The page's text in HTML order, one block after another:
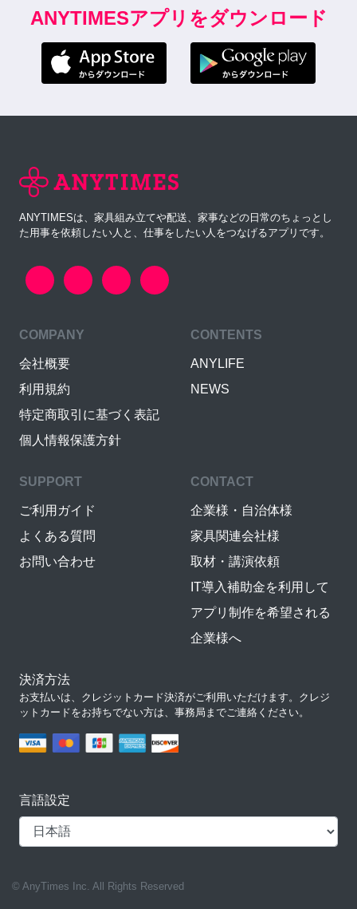
ANYTIMESアプリをダウンロード
ANYTIMESは、家具組み立てや配送、家事などの日常のちょっとし
た用事を依頼したい人と、仕事をしたい人をつなげるアプリです。
COMPANY
会社概要
利用規約
特定商取引に基づく表記
個人情報保護方針
CONTENTS
ANYLIFE
NEWS
SUPPORT
ご利用ガイド
よくある質問
お問い合わせ
CONTACT
企業様・自治体様
家具関連会社様
取材・講演依頼
IT導入補助金を利用して
アプリ制作を希望される
企業様へ
決済方法
お支払いは、クレジットカード決済がご利用いただけます。クレジ
ットカードをお持ちでない方は、事務局までご連絡ください。
言語設定
© AnyTimes Inc. All Rights Reserved